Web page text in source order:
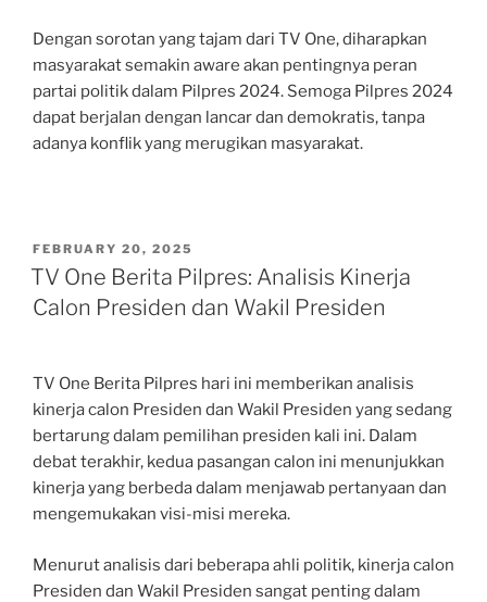
Dengan sorotan yang tajam dari TV One, diharapkan
masyarakat semakin aware akan pentingnya peran
partai politik dalam Pilpres 2024. Semoga Pilpres 2024
dapat berjalan dengan lancar dan demokratis, tanpa
adanya konflik yang merugikan masyarakat.
POSTED
ON
FEBRUARY 20, 2025
TV One Berita Pilpres: Analisis Kinerja
Calon Presiden dan Wakil Presiden
TV One Berita Pilpres hari ini memberikan analisis
kinerja calon Presiden dan Wakil Presiden yang sedang
bertarung dalam pemilihan presiden kali ini. Dalam
debat terakhir, kedua pasangan calon ini menunjukkan
kinerja yang berbeda dalam menjawab pertanyaan dan
mengemukakan visi-misi mereka.
Menurut analisis dari beberapa ahli politik, kinerja calon
Presiden dan Wakil Presiden sangat penting dalam